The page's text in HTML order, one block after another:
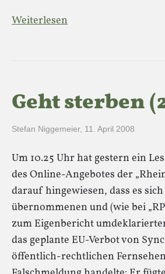
Weiterlesen
Geht sterben
Stefan Niggemeier, 11. April 2008
Um 10.25 Uhr hat gestern ein
des Online-Angebotes der
darauf hingewiesen, dass es
übernommenen und (wie bei
zum Eigenbericht
das geplante EU-Verbot von
öffentlich-rechtlichen